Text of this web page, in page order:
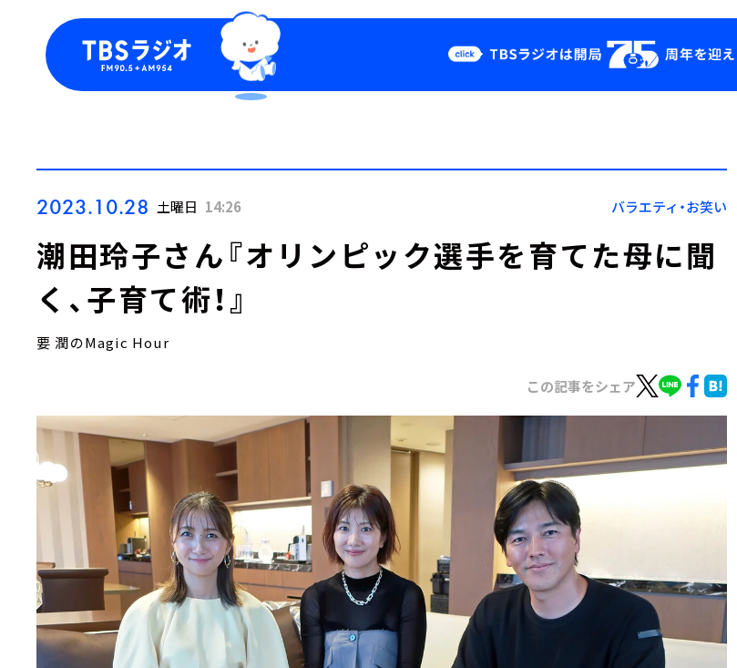
Podcast
YouTube
会社情報
2023.10.28 土曜日 14:26 バラエティ・お笑い
潮田玲子さん『オリンピック選手を育てた母に聞
く、子育て術！』
要 潤のMagic Hour
この記事をシェア